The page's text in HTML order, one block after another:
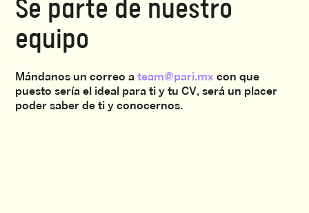
Se parte de nuestro
equipo
Mándanos un correo ateam@pari.mxcon que
puesto sería el ideal para ti y tu CV, será un placer
poder saber de ti y conocernos.